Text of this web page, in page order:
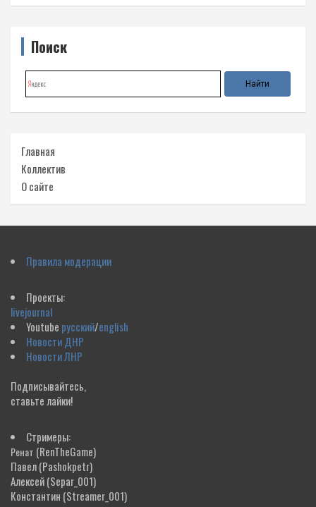
Поиск
Главная
Коллектив
О сайте
Правила модерации
Проекты:
livejournal
Youtube русский/english
Новости ДНР
Новости ЛНР
Подписывайтесь,
ставьте лайки!
Стримеры:
Ренат (RenTheGame)
Павел(Pashokpetr)
Алексей(Separ_001)
Константин (Streamer_001)